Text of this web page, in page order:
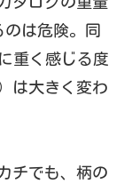
は危険。同
重く感じる度
は大きく変わ
チでも、柄の